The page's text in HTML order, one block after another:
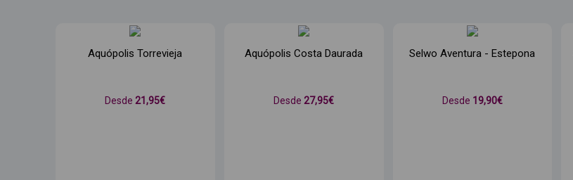
Aquópolis Torrevieja
Desde 21,95€
Aquópolis Costa Daurada
Desde 27,95€
Selwo Aventura - Estepona
Desde 19,90€